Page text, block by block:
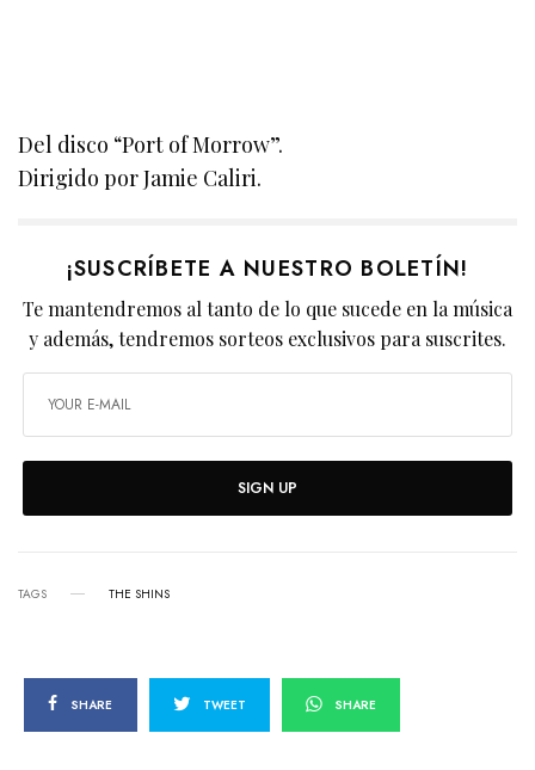
Del disco “Port of Morrow”.
Dirigido por Jamie Caliri.
¡SUSCRÍBETE A NUESTRO BOLETÍN!
Te mantendremos al tanto de lo que sucede en la música
y además, tendremos sorteos exclusivos para suscrites.
SIGN UP
TAGS THE SHINS
SHARE TWEET SHARE